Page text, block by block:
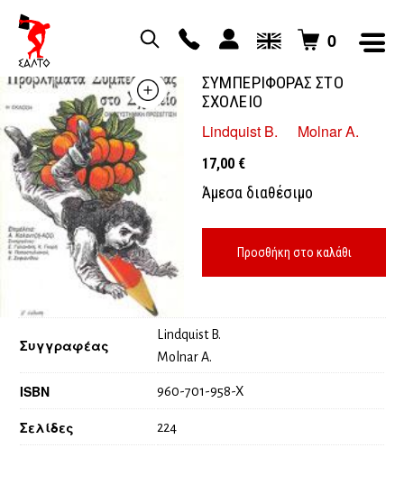
0
ΣΥΜΠΕΡΙΦΟΡΑΣ ΣΤΟ
ΣΧΟΛΕΙΟ
Lindquist B.
Molnar A.
17,00 €
Άμεσα διαθέσιμο
Προσθήκη στο καλάθι
Συγγραφέας
Lindquist B.
Molnar A.
ISBN 960-701-958-X
Σελίδες 224